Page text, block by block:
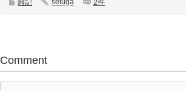
雑記 setuga 2件
Comment